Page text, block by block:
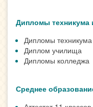
Дипломы техникума
Дипломы техникума
Диплом училища
Дипломы колледжа
Среднее